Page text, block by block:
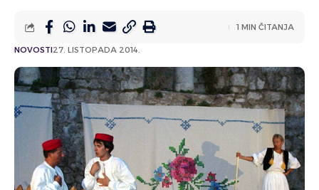
NOVOSTI27. LISTOPADA 2014.
1 MIN ČITANJA